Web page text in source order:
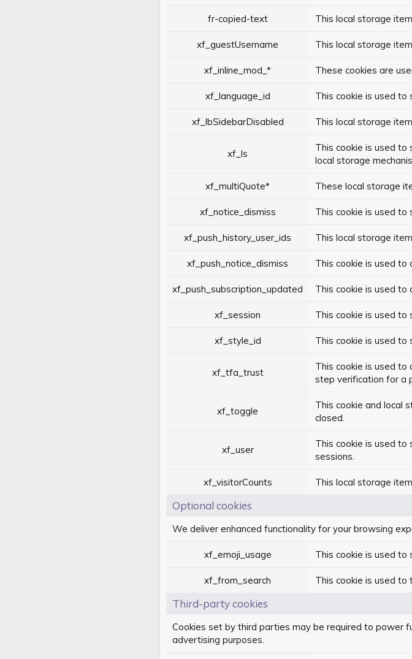
fr-copied-text This local storage
xf_guestUsername This local storage
xf_inline_mod_* These cookies are
xf_language_id This cookie is used to
xf_lbSidebarDisabled This local storage
xf_ls
This cookie is used
local storage
xf_multiQuote* These local storage
xf_notice_dismiss This cookie is used to
xf_push_history_user_ids This local storage
xf_push_notice_dismiss This cookie is used
xf_push_subscription_updated This cookie is used to
xf_session This cookie is used to
xf_style_id This cookie is used
xf_tfa_trust
This cookie is used
step verification for a
xf_toggle
This cookie and local
closed.
xf_user
This cookie is used
sessions.
xf_visitorCounts This local storage
Optional cookies
We deliver enhanced functionality for your browsing
xf_emoji_usage This cookie is used to
xf_from_search This cookie is used to
Third-party cookies
Cookies set by third parties may be required to power
advertising purposes.